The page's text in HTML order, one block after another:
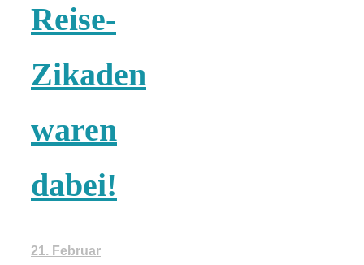
Reise-
Zikaden
waren
dabei!
21. Februar